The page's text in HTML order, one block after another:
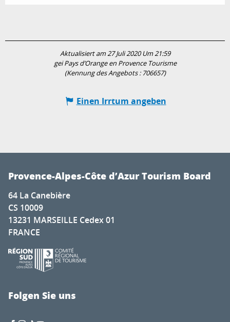
Aktualisiert am 27 Juli 2020 Um 21:59
gei Pays d’Orange en Provence Tourisme
(Kennung des Angebots : 706657)
Einen Irrtum angeben
Provence-Alpes-Côte d’Azur Tourism Board
64 La Canebière
CS 10009
13231 MARSEILLE Cedex 01
FRANCE
Folgen Sie uns